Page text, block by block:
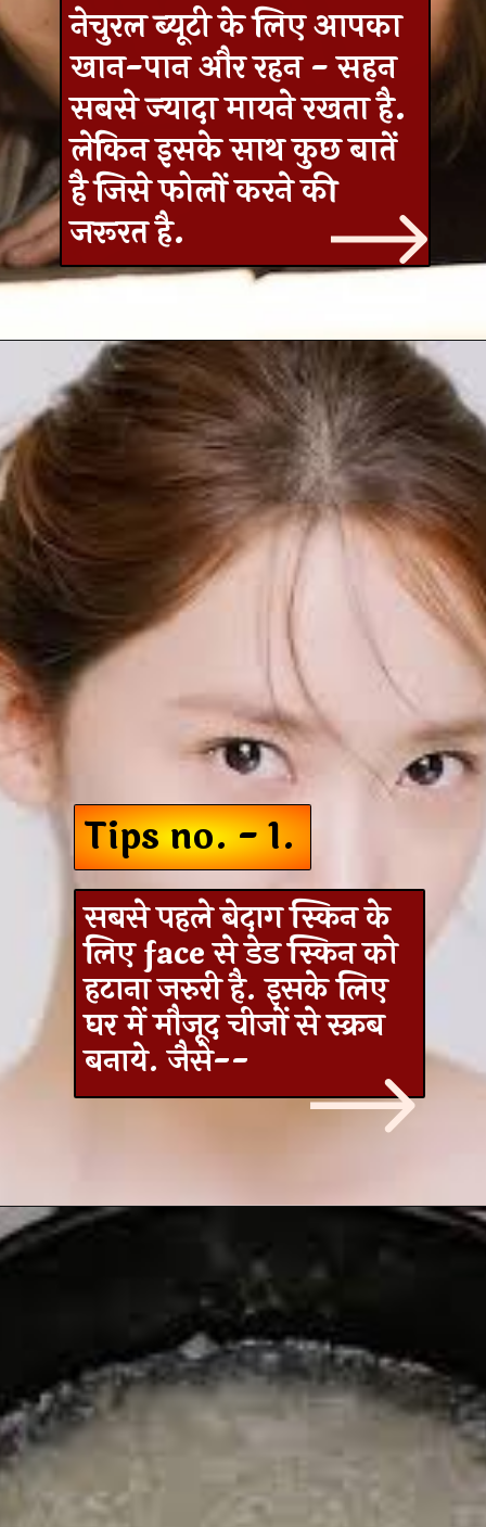
नेचुरल ब्‍यूटी के लिए आपका
खान-पान और रहन - सहन
सबसे ज्‍यादा मायने रखता है.
लेकिन इसके साथ कुछ बातें
है जिसे फोलों करने की
जरूरत है.
Tips no. - 1.
सबसे पहले बेदाग स्किन के
लिए face से डेड स्किन को
हटाना जरुरी है. इसके लिए
घर में मौजूद चीजों से स्क्रब
बनाये. जैसे--